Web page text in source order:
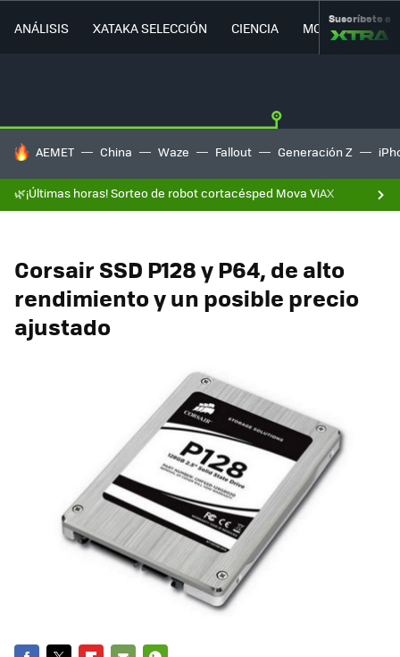
ANÁLISIS XATAKA SELECCIÓN CIENCIA MOVILIDAD
Suscríbete a
HOY SE HABLA DE
AEMET China Waze Fallout Generación Z
🌿¡Últimas horas! Sorteo de robot cortacésped Mova ViAX
Corsair SSD P128 y P64, de alto
rendimiento y un posible precio
ajustado